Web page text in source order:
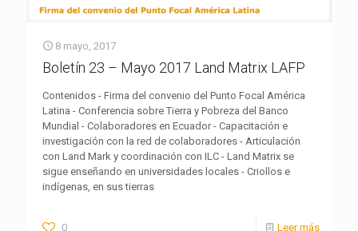
8 mayo, 2017
Boletín 23 – Mayo 2017 Land Matrix LAFP
Contenidos - Firma del convenio del Punto Focal América
Latina - Conferencia sobre Tierra y Pobreza del Banco
Mundial - Colaboradores en Ecuador - Capacitación e
investigación con la red de colaboradores - Articulación
con Land Mark y coordinación con ILC - Land Matrix se
sigue enseñando en universidades locales - Criollos e
indígenas, en sus tierras
0 Leer más